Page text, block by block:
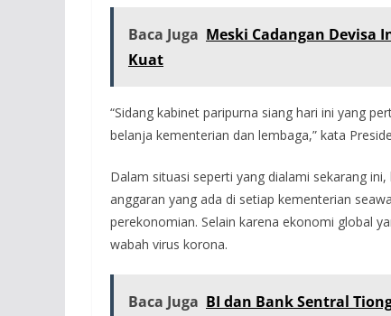
Baca Juga Meski Cadangan Devisa
Kuat
“Sidang kabinet paripurna siang hari ini yang
belanja kementerian dan lembaga,” kata
Dalam situasi seperti yang dialami sekarang
anggaran yang ada di setiap kementerian
perekonomian. Selain karena ekonomi global
wabah virus korona.
Baca Juga BI dan Bank Sentral